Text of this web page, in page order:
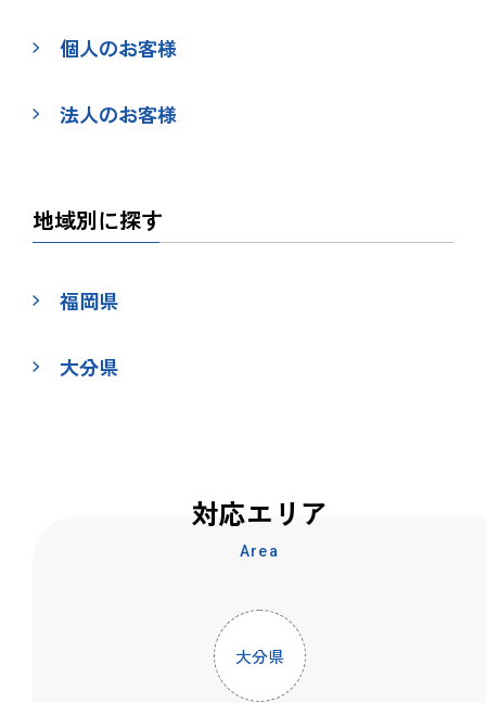
個人のお客様
法人のお客様
地域別に探す
福岡県
大分県
対応エリア
Area
大分県